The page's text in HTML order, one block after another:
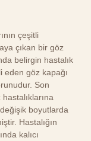
çeşitli
çıkan bir göz
belirgin hastalık
eden göz kapağı
Son
boyutlarda
Hastalığın
kalıcı